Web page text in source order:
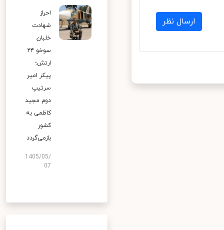
ارسال نظر
احراز
شهادت
خلبان
سوخو ۲۴
ارتش؛
پیکر امیر
سرتیپ
دوم مجید
کاظمی به
کشور
بازمی‌گردد
1405/05/
07